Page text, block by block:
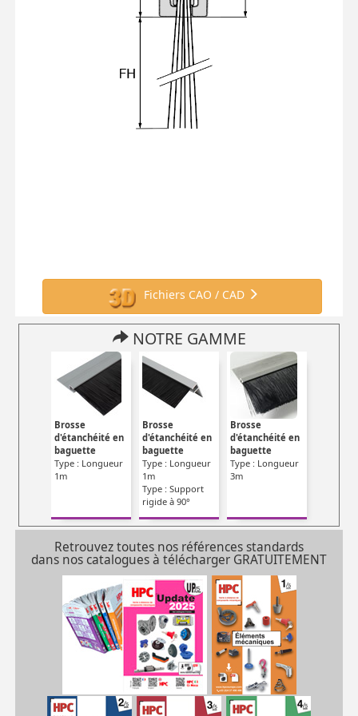
Fichiers CAO / CAD
NOTRE GAMME
Brosse
d'étanchéité en
baguette
Type : Longueur
1m
Brosse
d'étanchéité en
baguette
Type : Longueur
1m
Type : Support
rigide à 90°
Brosse
d'étanchéité en
baguette
Type : Longueur
3m
Retrouvez toutes nos références standards
dans nos catalogues à télécharger GRATUITEMENT